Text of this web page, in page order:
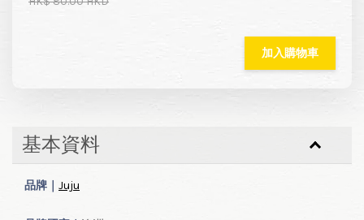
加入購物車
基本資料
品牌｜ Juju